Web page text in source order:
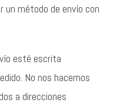
un método de envío con
esté escrita
No nos hacemos
a direcciones